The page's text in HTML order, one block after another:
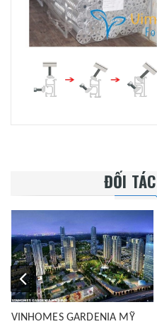
ĐỐI
VINHOMES GARDENIA MỸ